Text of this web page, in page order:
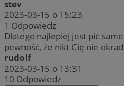
stev
2023-03-15 o 15:23
1 Odpowiedz
Dlatego najlepiej jest pić
pewność, że nikt Cię nie
rudolf
2023-03-15 o 13:31
10 Odpowiedz